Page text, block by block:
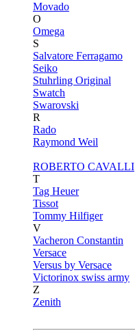
Movado
O
Omega
S
Salvatore Ferragamo
Seiko
Stuhrling Original
Swatch
Swarovski
R
Rado
Raymond Weil
ROBERTO CAVALLI
T
Tag Heuer
Tissot
Tommy Hilfiger
V
Vacheron Constantin
Versace
Versus by Versace
Victorinox swiss army
Z
Zenith